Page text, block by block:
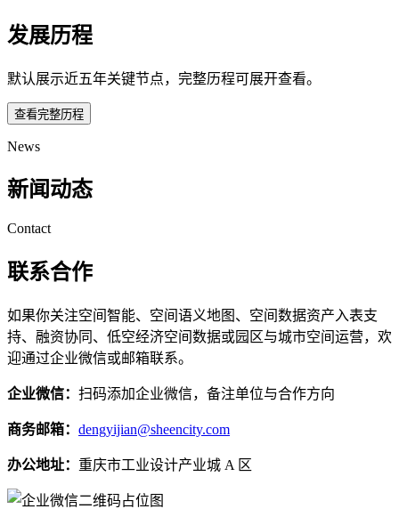
发展历程
默认展示近五年关键节点，完整历程可展开查看。
查看完整历程
News
新闻动态
Contact
联系合作
如果你关注空间智能、空间语义地图、空间数据资产入表支
持、融资协同、低空经济空间数据或园区与城市空间运营，欢
迎通过企业微信或邮箱联系。
企业微信： 扫码添加企业微信，备注单位与合作方向
商务邮箱： dengyijian@sheencity.com
办公地址： 重庆市工业设计产业城 A 区